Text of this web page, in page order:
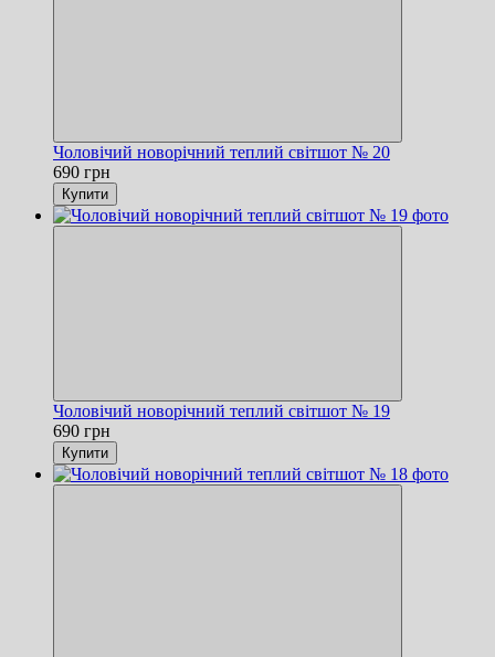
Чоловічий новорічний теплий світшот № 20
690 грн
Купити
Чоловічий новорічний теплий світшот № 19
690 грн
Купити